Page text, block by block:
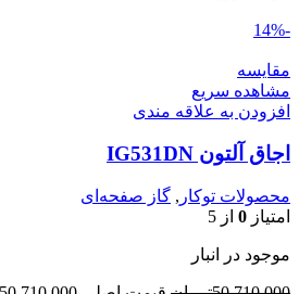
-14%
مقایسه
مشاهده سریع
افزودن به علاقه مندی
اجاق آلتون IG531DN
محصولات توکار , گاز صفحه‌ای
امتیاز 0 از 5
موجود در انبار